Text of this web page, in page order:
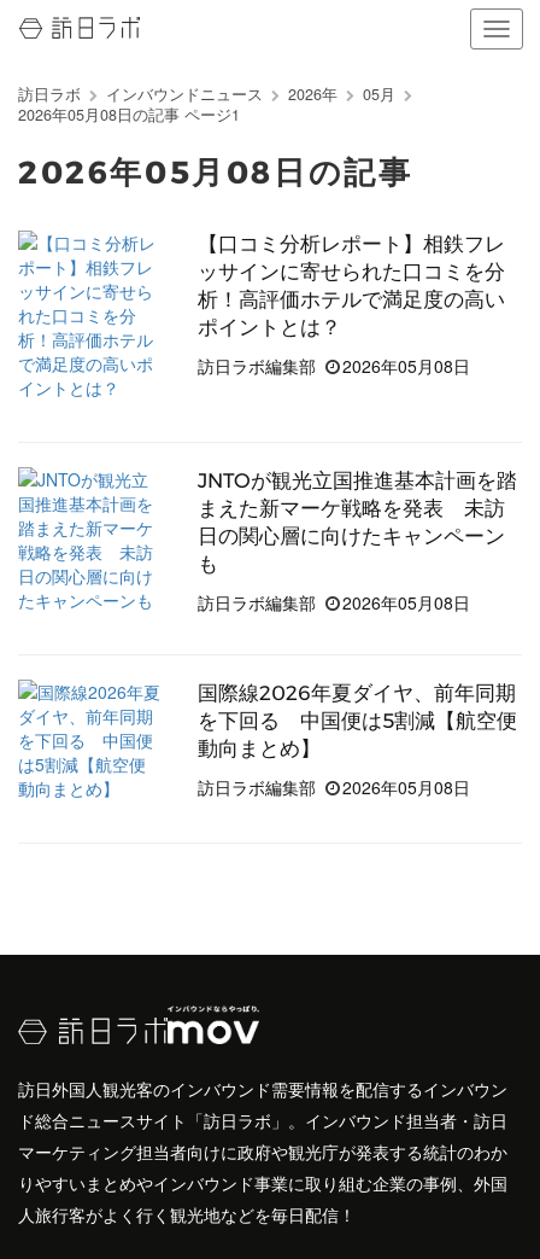
ナ
ビ
示
を
切
訪日ラボ インバウンドニュース 2026年
05月
2026年05月08日の記事 ページ1
2026年05月08日の記事
【口コミ分析レポート】相鉄フレ
ッサインに寄せられた口コミを分
析！高評価ホテルで満足度の高い
ポイントとは？
訪日ラボ編集部
2026年05月08日
JNTOが観光立国推進基本計画を踏
まえた新マーケ戦略を発表 未訪
日の関心層に向けたキャンペーン
も
訪日ラボ編集部
2026年05月08日
国際線2026年夏ダイヤ、前年同期
を下回る 中国便は5割減【航空便
動向まとめ】
訪日ラボ編集部
2026年05月08日
訪日外国人観光客のインバウンド需要情報を配信するインバウン
ド総合ニュースサイト「訪日ラボ」。インバウンド担当者・訪日
マーケティング担当者向けに政府や観光庁が発表する統計のわか
りやすいまとめやインバウンド事業に取り組む企業の事例、外国
人旅行客がよく行く観光地などを毎日配信！